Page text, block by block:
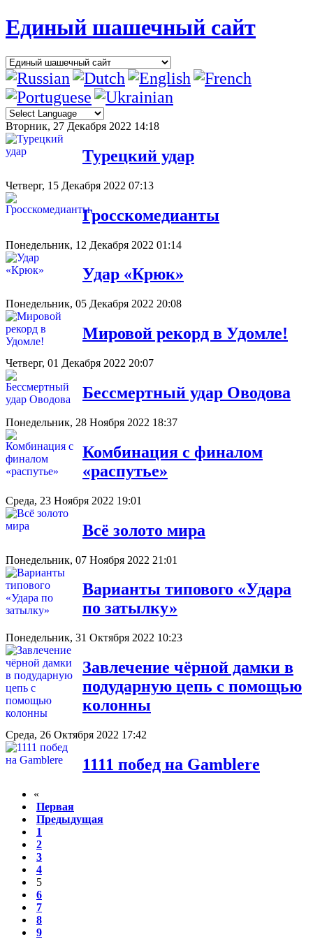
Единый шашечный сайт
Вторник, 27 Декабря 2022 14:18
Турецкий удар
Четверг, 15 Декабря 2022 07:13
Гросскомедианты
Понедельник, 12 Декабря 2022 01:14
Удар «Крюк»
Понедельник, 05 Декабря 2022 20:08
Мировой рекорд в Удомле!
Четверг, 01 Декабря 2022 20:07
Бессмертный удар Оводова
Понедельник, 28 Ноября 2022 18:37
Комбинация с финалом
«распутье»
Среда, 23 Ноября 2022 19:01
Всё золото мира
Понедельник, 07 Ноября 2022 21:01
Варианты типового «Удара
по затылку»
Понедельник, 31 Октября 2022 10:23
Завлечение чёрной дамки в
подударную цепь с помощью
колонны
Среда, 26 Октября 2022 17:42
1111 побед на Gamblere
«
Первая
Предыдущая
1
2
3
4
5
6
7
8
9